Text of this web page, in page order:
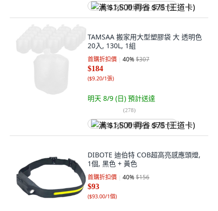
满 $1,500 再省 $75 (王道卡)
TAMSAA 搬家用大型塑膠袋 大 透明色
20入, 130L, 1組
首購折扣價 40%$307
$184
($9.20/1張)
明天 8/9 (日) 預計送達
(278)
满 $1,500 再省 $75 (王道卡)
DIBOTE 迪伯特 COB超高亮感應頭燈,
1個, 黑色 + 黃色
首購折扣價 40%$156
$93
($93.00/1個)